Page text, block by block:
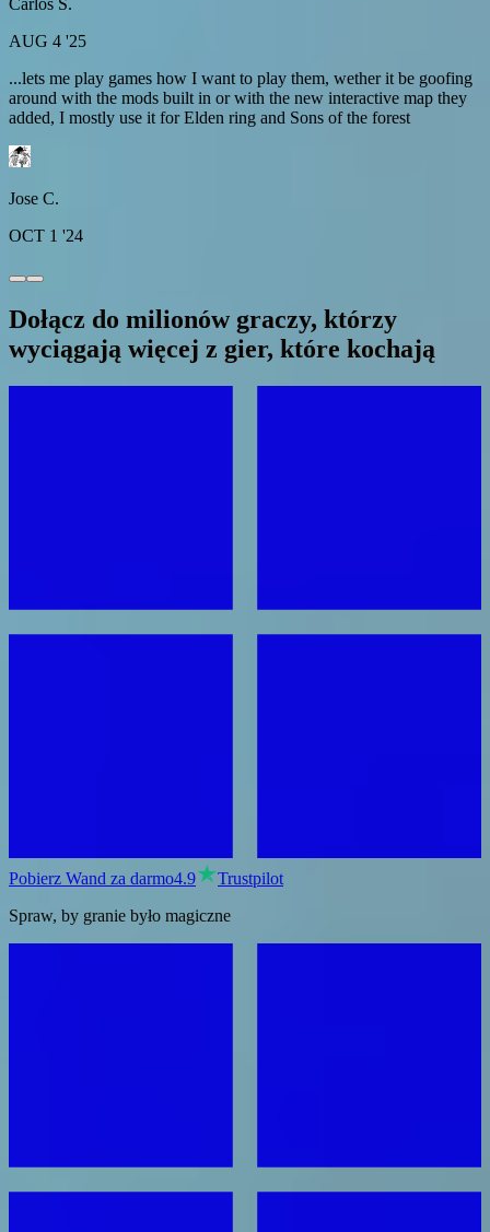
Carlos S.
AUG 4 '25
...lets me play games how I want to play them, wether it be goofing
around with the mods built in or with the new interactive map they
added, I mostly use it for Elden ring and Sons of the forest
Jose C.
OCT 1 '24
Dołącz do milionów graczy, którzy
wyciągają więcej z gier, które kochają
Pobierz Wand za darmo4.9
Trustpilot
Spraw, by granie było magiczne